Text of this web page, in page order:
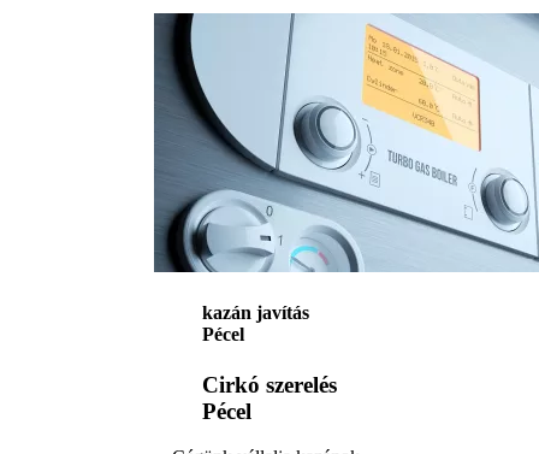
kazán javítás
Pécel
Cirkó szerelés
Pécel